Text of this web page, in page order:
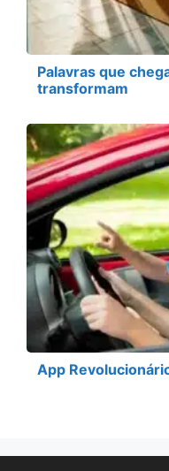
Palavras que
transformam
App